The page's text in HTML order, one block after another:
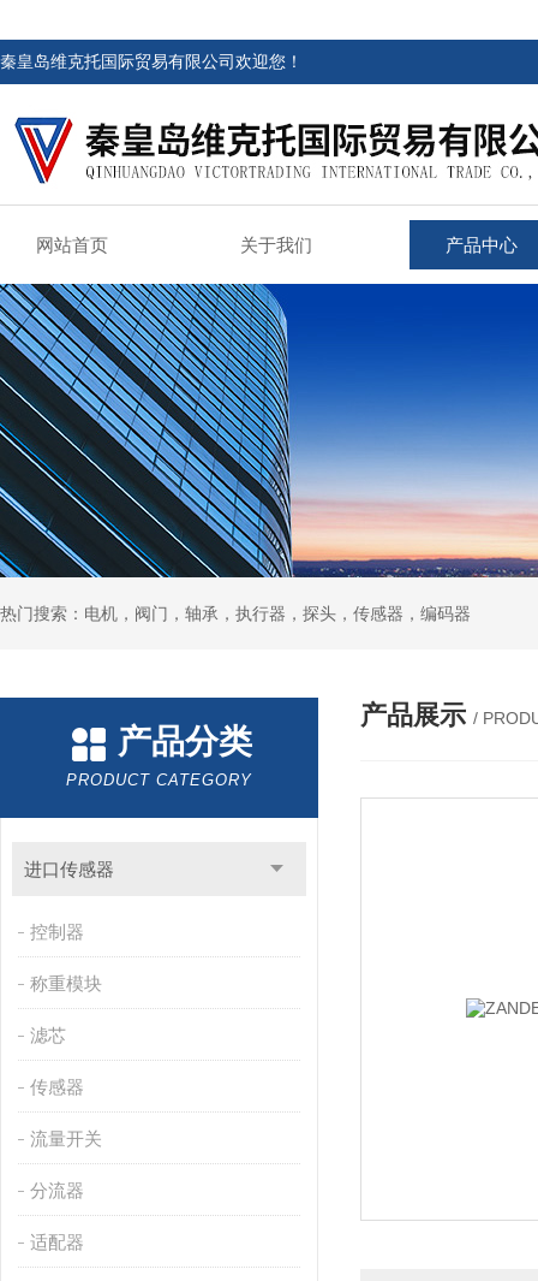
秦皇岛维克托国际贸易有限公司欢迎您！
网站首页 关于我们 产品中心
热门搜索：电机，阀门，轴承，执行器，探头，传感器，编码器
产品分类
PRODUCT CATEGORY
进口传感器
控制器
称重模块
滤芯
传感器
流量开关
分流器
适配器
产品展示 /